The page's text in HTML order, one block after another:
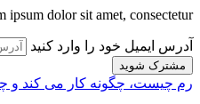
ipsum dolor sit amet, consectetur.
آدرس ایمیل خود را وارد کنید
رم چیست، چگونه کار می کند و